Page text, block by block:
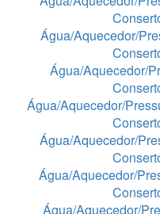
Água/Aquecedor/
Água/Aquecedor/
Água/Aquecedor/
Água/Aquecedor/
Água/Aquecedor/
Água/Aquecedor/